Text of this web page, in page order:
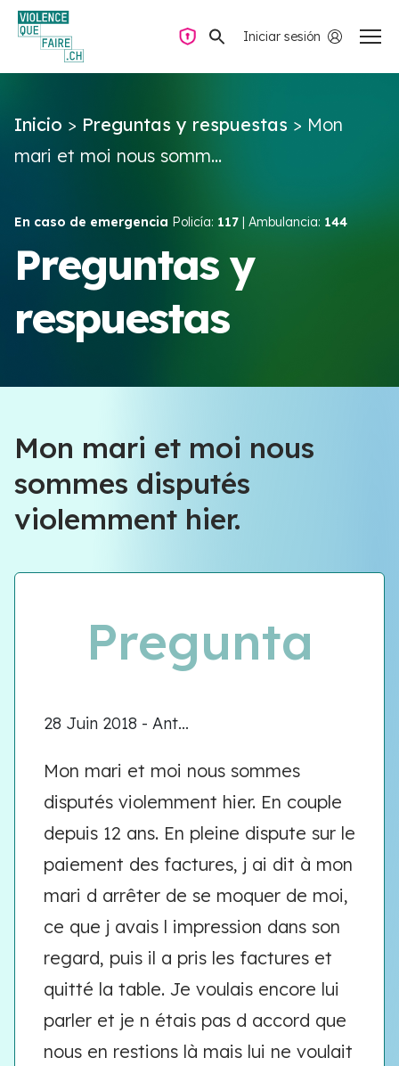
Iniciar sesión
Preguntas y respuestas
Violencia de pareja
Recursos y campañas
Navegación privada
Inicio > Preguntas y respuestas > Mon
mari et moi nous somm...
En caso de emergencia Policía: 117 | Ambulancia: 144
Preguntas y
respuestas
Mon mari et moi nous
sommes disputés
violemment hier.
Pregunta
28 Juin 2018 - Ant...
Mon mari et moi nous sommes
disputés violemment hier. En couple
depuis 12 ans. En pleine dispute sur le
paiement des factures, j ai dit à mon
mari d arrêter de se moquer de moi,
ce que j avais l impression dans son
regard, puis il a pris les factures et
quitté la table. Je voulais encore lui
parler et je n étais pas d accord que
nous en restions là mais lui ne voulait